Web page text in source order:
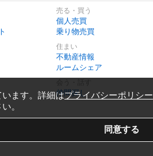
売る・買う
個人売買
乗り物売買
住まい
不動産情報
ルームシェア
仲間探し
ます。詳細はプライバシーポリシー
。